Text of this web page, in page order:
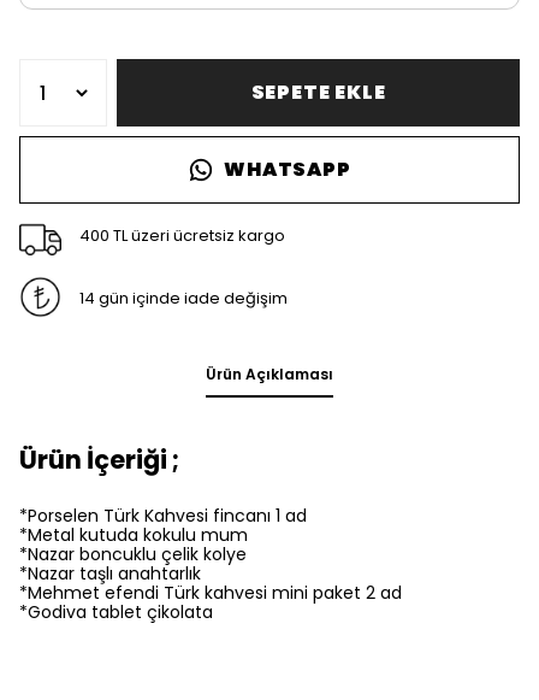
SEPETE EKLE
WHATSAPP
400 TL üzeri ücretsiz kargo
14 gün içinde iade değişim
Ürün Açıklaması
Ürün İçeriği ;
*Porselen Türk Kahvesi fincanı 1 ad
*Metal kutuda kokulu mum
*Nazar boncuklu çelik kolye
*Nazar taşlı anahtarlık
*Mehmet efendi Türk kahvesi mini paket 2 ad
*Godiva tablet çikolata